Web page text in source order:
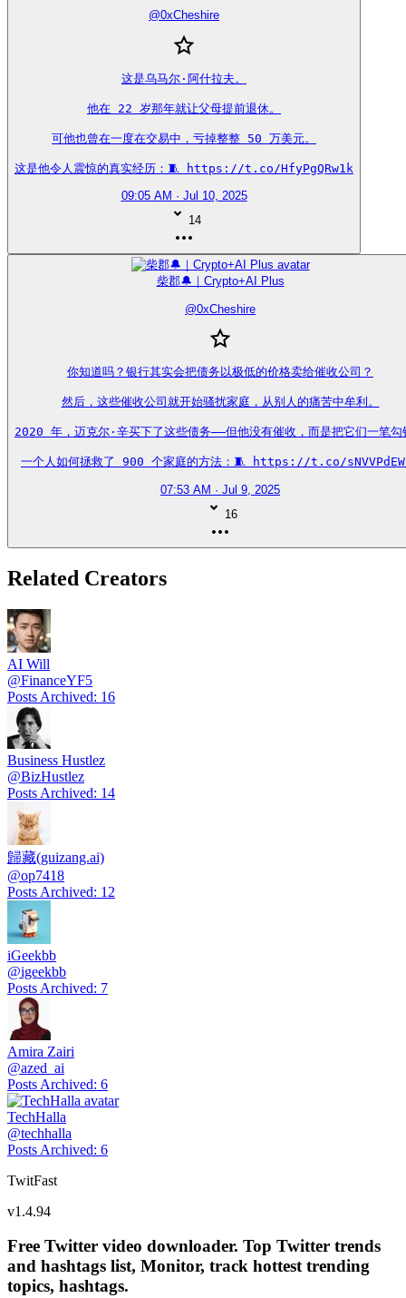
@0xCheshire
这是乌马尔·阿什拉夫。
他在 22 岁那年就让父母提前退休。
可他也曾在一度在交易中，亏掉整整 50 万美元。
这是他令人震惊的真实经历：🧵 https://t.co/HfyPgQRw1k
09:05 AM · Jul 10, 2025
14
柴郡🔔｜Crypto+AI Plus
@0xCheshire
你知道吗？银行其实会把债务以极低的价格卖给催收公司？
然后，这些催收公司就开始骚扰家庭，从别人的痛苦中牟利。
2020 年，迈克尔·辛买下了这些债务——但他没有催收，而是把它们一笔勾
一个人如何拯救了 900 个家庭的方法：🧵 https://t.co/
07:53 AM · Jul 9, 2025
16
Related Creators
AI Will
@FinanceYF5
Posts Archived: 16
Business Hustlez
@BizHustlez
Posts Archived: 14
歸藏(guizang.ai)
@op7418
Posts Archived: 12
iGeekbb
@igeekbb
Posts Archived: 7
Amira Zairi
@azed_ai
Posts Archived: 6
TechHalla
@techhalla
Posts Archived: 6
TwitFast
v1.4.94
Free Twitter video downloader. Top Twitter trends
and hashtags list, Monitor, track hottest trending
topics, hashtags.